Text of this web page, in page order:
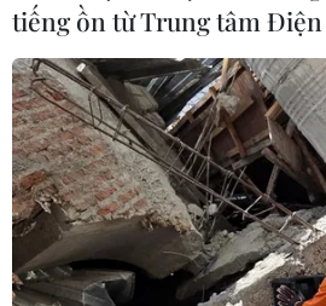
Vietnam Airlines nối lại
thường lệ đến châu Âu
21/01/2022 08:55
Vietnam Airlines đã lên kế hoạch
đường bay quốc tế thường lệ đến
tiếng ồn từ Trung tâm Điện